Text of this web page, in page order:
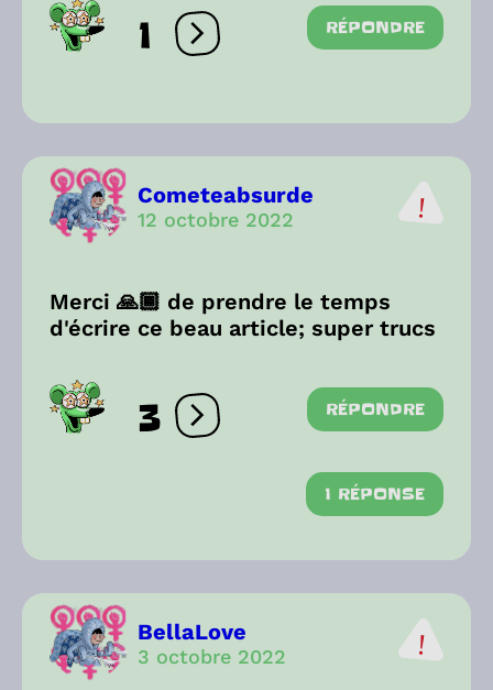
1 Ouvrir les réactions
RÉPONDRE
Cometeabsurde
12 octobre 2022
Merci 🙏🏾 de prendre le temps
d'écrire ce beau article; super trucs
3 Ouvrir les réactions
RÉPONDRE
1 RÉPONSE
BellaLove
3 octobre 2022